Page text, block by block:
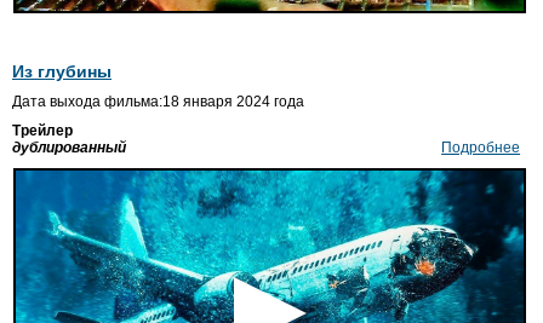
Из глубины
Дата выхода фильма:18 января 2024 года
Трейлер
дублированный
Подробнее